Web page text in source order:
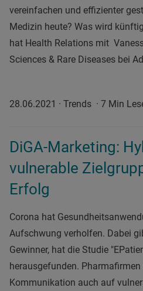
vereinfachen und effizienter
Medizin heute? Was wird
hat Health Relations mit
Sciences & Rare Diseases bei
28.06.2021 · Trends · 7 Min
DiGA-Marketing:
vulnerable
Erfolg
Corona hat
Aufschwung verholfen. Dabei
Gewinner, hat die Studie
herausgefunden.
Kommunikation auch auf